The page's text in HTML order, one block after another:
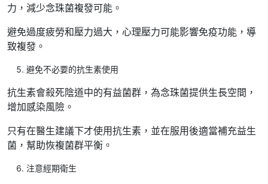
力，減少念珠菌複發可能。
避免過度疲勞和壓力過大，心理壓力可能影響免疫功能，導
致複發。
避免不必要的抗生素使用
抗生素會殺死陰道中的有益菌群，為念珠菌提供生長空間，
增加感染風險。
只有在醫生建議下才使用抗生素，並在服用後適當補充益生
菌，幫助恢複菌群平衡。
注意經期衛生